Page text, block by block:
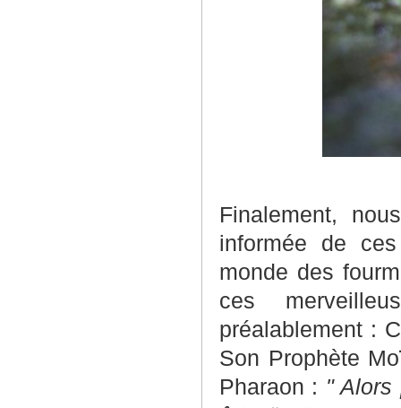
Finalement,
informée de
monde des
ces
préalablement :
Son Prophète
Pharaon : " Alors